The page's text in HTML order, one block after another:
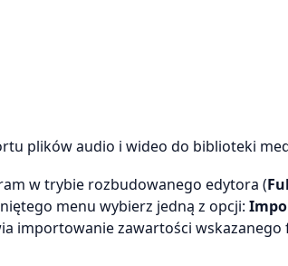
plików audio i wideo do biblioteki
w trybie rozbudowanego edytora (
menu wybierz jedną z opcji:
importowanie zawartości